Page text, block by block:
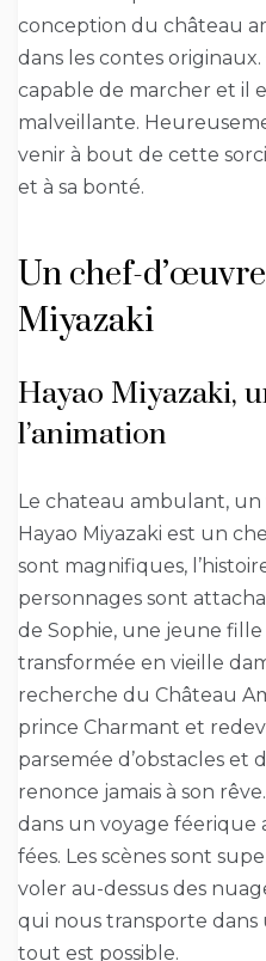
conception du château
dans les contes
capable de marcher et il
malveillante.
venir à bout de cette
et à sa bonté.
Un chef-
Miyazaki
Hayao Miyazaki,
l’animation
Le chateau ambulant, un
Hayao Miyazaki est un
sont magnifiques,
personnages sont
de Sophie, une jeune
transformée en vieille
recherche du Château
prince Charmant et
parsemée d’obstacles et
renonce jamais à son
dans un voyage féerique
fées. Les scènes sont
voler au-dessus des
qui nous transporte
tout est possible.